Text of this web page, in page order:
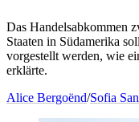
Das Handelsabkommen
Staaten in Südamerika
vorgestellt werden, wie
erklärte.
Alice Bergoënd/Sofia